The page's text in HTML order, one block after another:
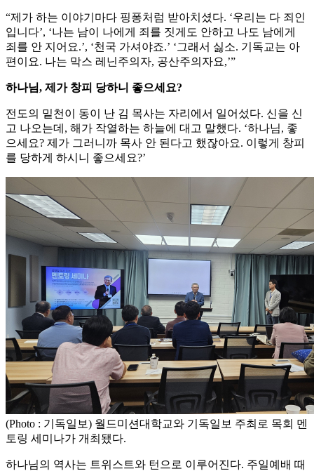
“제가 하는 이야기마다 핑퐁처럼 받아치셨다. ‘우리는 다 죄인
입니다’, ‘나는 남이 나에게 죄를 짓게도 안하고 나도 남에게
죄를 안 지어요.’, ‘천국 가셔야죠.’ ‘그래서 싫소. 기독교는 아
편이요. 나는 막스 레닌주의자, 공산주의자요,’”
하나님, 제가 창피 당하니 좋으세요?
전도의 밑천이 동이 난 김 목사는 자리에서 일어섰다. 신을 신
고 나오는데, 해가 작열하는 하늘에 대고 말했다. ‘하나님, 좋
으세요? 제가 그러니까 목사 안 된다고 했잖아요. 이렇게 창피
를 당하게 하시니 좋으세요?’
(Photo : 기독일보) 월드미션대학교와 기독일보 주최로 목회 멘
토링 세미나가 개최됐다.
하나님의 역사는 트위스트와 턴으로 이루어진다. 주일예배 때